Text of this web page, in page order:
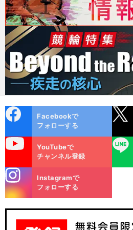
ok
Facebookで
フォローする
YouTubeで
チャンネル登録
LINE
m
Instagramで
フォローする